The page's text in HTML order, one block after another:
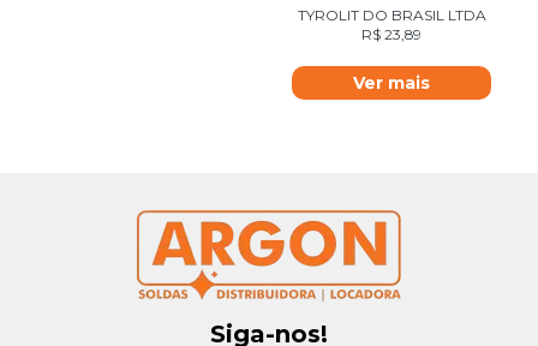
TYROLIT DO BRASIL LTDA
R$ 23,89
Ver mais
Siga-nos!